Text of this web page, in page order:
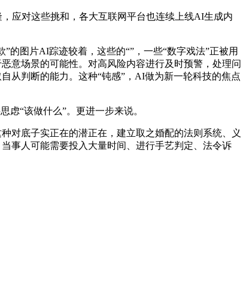
应对这些挑和，各大互联网平台也连续上线AI生成内
图片AI踪迹较着，这些的“”，一些“数字戏法”正被用
意场景的可能性。对高风险内容进行及时预警，处理问
从判断的能力。这种“钝感”，AI做为新一轮科技的焦点
“该做什么”。更进一步来说。
底子实正在的潜正在，建立取之婚配的法则系统、义
事人可能需要投入大量时间、进行手艺判定、法令诉